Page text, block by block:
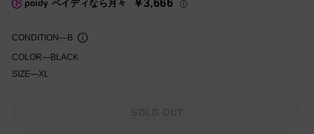
格
ペイディなら月々 ￥3,666
CONDITION—B
COLOR—BLACK
SIZE—XL